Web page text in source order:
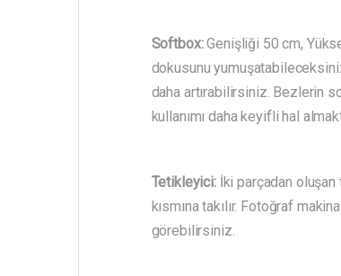
Softbox:Genişliği 50 cm,
dokusunu
daha artırabilirsiniz. Bezlerin
kullanımı daha keyifli hal
Tetikleyici: İki parçadan oluşan
kısmına takılır. Fotoğraf
görebilirsiniz.